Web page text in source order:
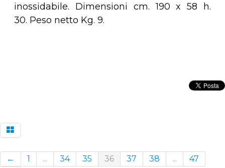
inossidabile. Dimensioni cm. 190 x 58 h.
30. Peso netto Kg. 9.
← 1 ... 34 35 36 37 38 ...
47